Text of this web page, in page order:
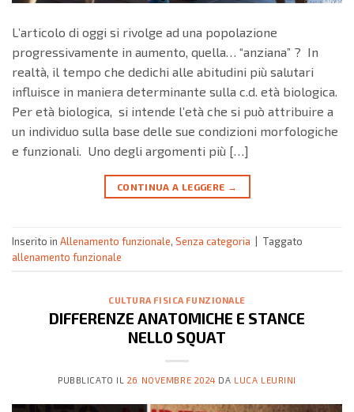
L’articolo di oggi si rivolge ad una popolazione
progressivamente in aumento, quella… “anziana” ? In
realtà, il tempo che dedichi alle abitudini più salutari
influisce in maniera determinante sulla c.d. età biologica.
Per età biologica, si intende l’età che si può attribuire a
un individuo sulla base delle sue condizioni morfologiche
e funzionali. Uno degli argomenti più […]
CONTINUA A LEGGERE →
Inserito in Allenamento funzionale, Senza categoria | Taggato
allenamento funzionale
CULTURA FISICA FUNZIONALE
DIFFERENZE ANATOMICHE E STANCE
NELLO SQUAT
PUBBLICATO IL 26 NOVEMBRE 2024 DA LUCA LEURINI